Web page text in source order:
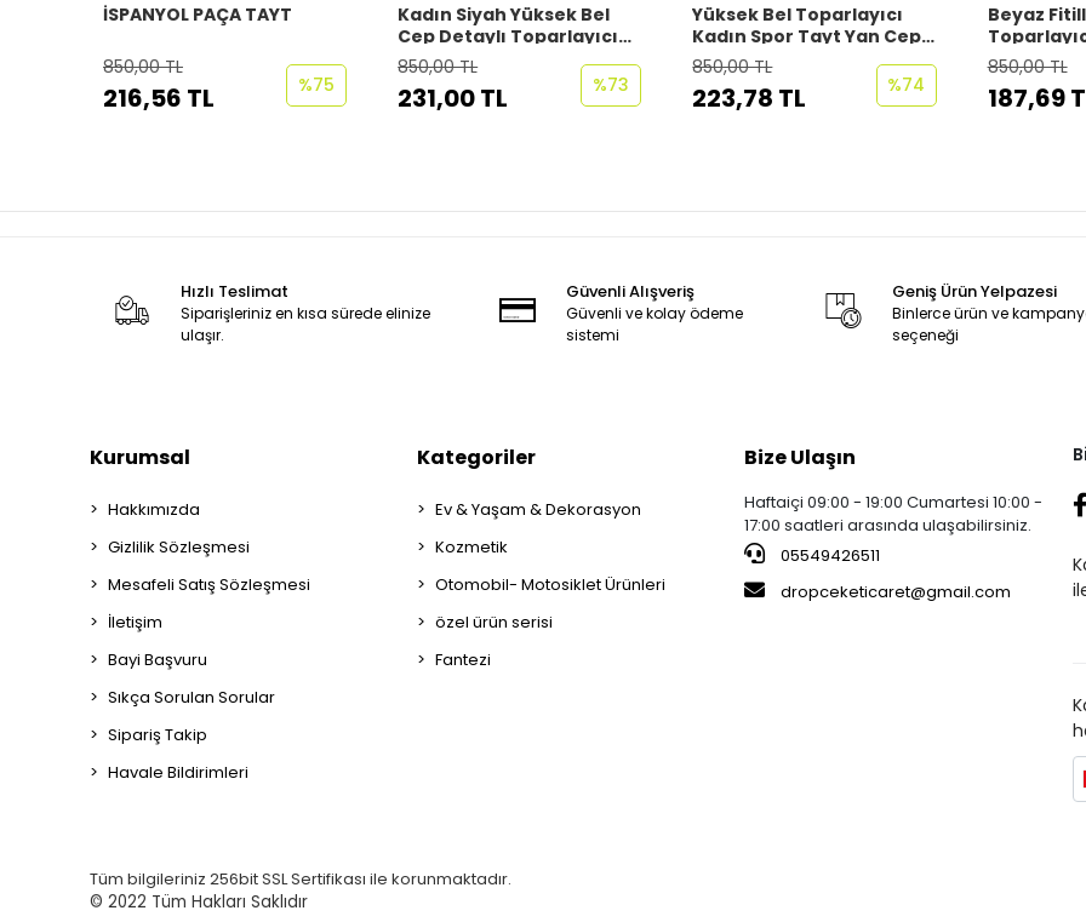
İSPANYOL PAÇA TAYT
850,00 TL
216,56 TL %75
Kadın Siyah Yüksek Bel
Cep Detaylı Toparlayıcı
Dalgıç Tayt – Spor ve
Günlük Kullanım
850,00 TL
231,00 TL %73
Yüksek Bel Toparlayıcı
Kadın Spor Tayt Yan Cepli,
Esnek Kumaş, Siyah Yılan
Derisi Desenli Tayt
850,00 TL
223,78 TL %74
Beyaz
Spor &
850,00 TL
187,69
Hızlı Teslimat
Siparişleriniz en kısa sürede elinize
ulaşır.
Güvenli Alışveriş
Güvenli ve kolay ödeme
sistemi
Geniş Ürün Yelpazesi
Binlerce ürün ve
seçeneği
Kurumsal
Hakkımızda
Gizlilik Sözleşmesi
Mesafeli Satış Sözleşmesi
İletişim
Bayi Başvuru
Sıkça Sorulan Sorular
Sipariş Takip
Havale Bildirimleri
Kategoriler
Ev & Yaşam & Dekorasyon
Kozmetik
Otomobil- Motosiklet Ürünleri
özel ürün serisi
Fantezi
Bize Ulaşın
Haftaiçi 09:00 - 19:00 Cumartesi 10:00 -
17:00 saatleri arasında ulaşabilirsiniz.
05549426511
dropceketicaret@gmail.com
Tüm bilgileriniz 256bit SSL Sertifikası ile korunmaktadır.
© 2022 Tüm Hakları Saklıdır